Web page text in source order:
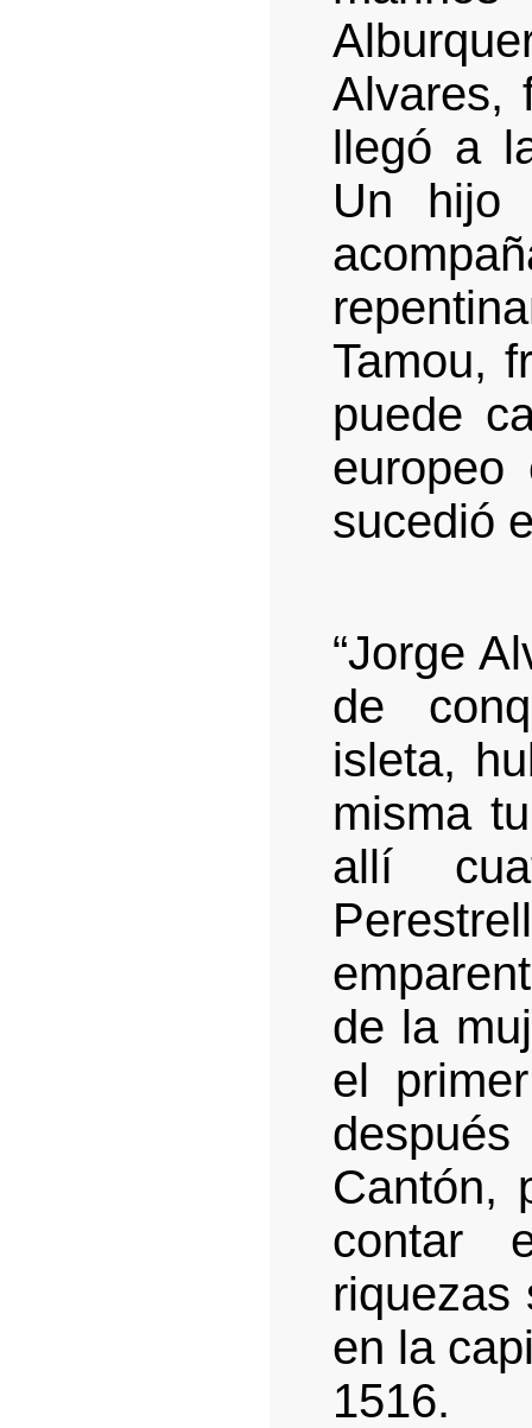
Alvares,
llegó a
Un hijo
Tamou,
puede
europeo
sucedió
“Jorge
de
isleta,
misma
allí
de la
el
Cantón,
contar
riquezas
en la
1516.